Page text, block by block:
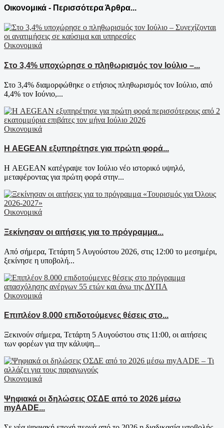
Οικονομικά - Περισσότερα Άρθρα...
Οικονομικά
Στο 3,4% υποχώρησε ο πληθωρισμός τον Ιούλιο –...
Στο 3,4% διαμορφώθηκε ο ετήσιος πληθωρισμός τον Ιούλιο, από
4,4% τον Ιούνιο,...
Οικονομικά
Η AEGEAN εξυπηρέτησε για πρώτη φορά...
Η AEGEAN κατέγραψε τον Ιούλιο νέο ιστορικό υψηλό,
μεταφέροντας για πρώτη φορά στην...
Οικονομικά
Ξεκίνησαν οι αιτήσεις για το πρόγραμμα...
Από σήμερα, Τετάρτη 5 Αυγούστου 2026, στις 12:00 το μεσημέρι,
ξεκίνησε η υποβολή...
Οικονομικά
Επιπλέον 8.000 επιδοτούμενες θέσεις στο...
Ξεκινούν σήμερα, Τετάρτη 5 Αυγούστου στις 11:00, οι αιτήσεις
των φορέων για την κάλυψη...
Οικονομικά
Ψηφιακά οι δηλώσεις ΟΣΔΕ από το 2026 μέσω
myAADE...